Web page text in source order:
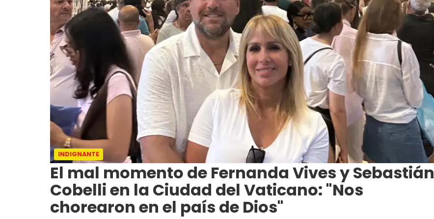
INDIGNANTE
El mal momento de Fernanda Vives y Sebastián
Cobelli en la Ciudad del Vaticano: "Nos
chorearon en el país de Dios"